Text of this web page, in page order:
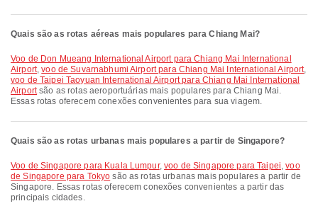
Quais são as rotas aéreas mais populares para Chiang Mai?
voo de Don Mueang International Airport para Chiang Mai International
Airport,voo de Suvarnabhumi Airport para Chiang Mai International Airport,
voo de Taipei Taoyuan International Airport para Chiang Mai International
Airportsão as rotas aeroportuárias mais populares para Chiang Mai.
Essas rotas oferecem conexões convenientes para sua viagem.
Quais são as rotas urbanas mais populares a partir de Singapore?
voo de Singapore para Kuala Lumpur,voo de Singapore para Taipei,voo
de Singapore para Tokyo são as rotas urbanas mais populares a partir de
Singapore. Essas rotas oferecem conexões convenientes a partir das
principais cidades.